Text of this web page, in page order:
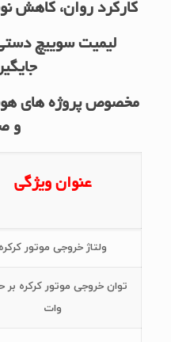
کارکرد روان، کاهش نویز تا
لیمیت سوییچ دستی
مخصوص پروژه های
و
عنوان ویژگی
ولتاژ خروجی موتور کرکره
توان خروجی موتور کرکره
وات